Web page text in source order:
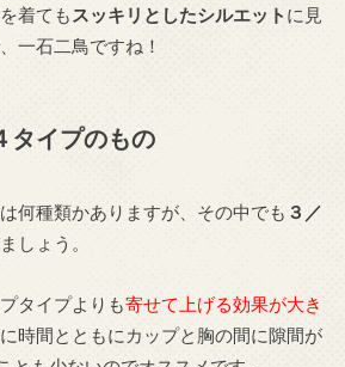
着ても スッキリとしたシルエット に見
一石二鳥ですね！
タイプのもの
何種類かありますが、その中でも ３／
しょう。
タイプよりも寄せて上げる効果が大き
に時間とともにカップと胸の間に隙間が